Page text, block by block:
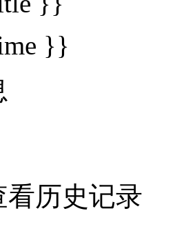
}}
历史记录